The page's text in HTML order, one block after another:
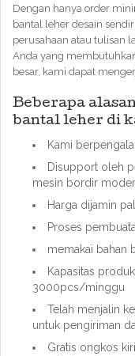
Dengan hanya order
bantal leher desain
perusahaan atau tulisan
Anda yang
besar, kami dapat
Beberapa
bantal leher di
Kami
Disupport oleh
mesin bordir
Harga dijamin
Proses
memakai bahan
Kapasitas
3000pcs/minggu
Telah menjalin
untuk pengiriman
Gratis ongkos